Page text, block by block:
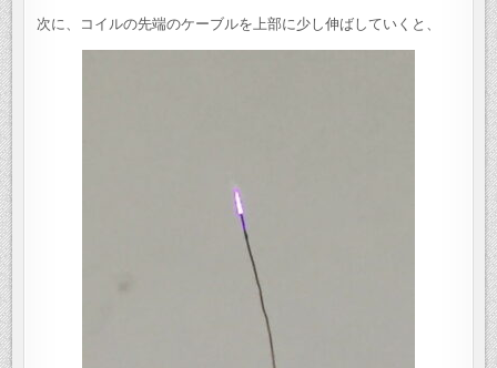
次に、コイルの先端のケーブルを上部に少し伸ばしていくと、